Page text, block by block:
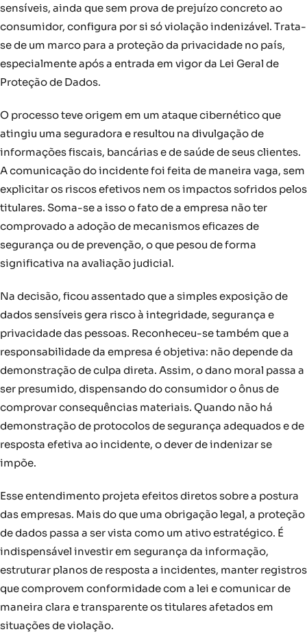
sensíveis, ainda que sem prova de prejuízo concreto ao
consumidor, configura por si só violação indenizável. Trata-
se de um marco para a proteção da privacidade no país,
especialmente após a entrada em vigor da Lei Geral de
Proteção de Dados.
O processo teve origem em um ataque cibernético que
atingiu uma seguradora e resultou na divulgação de
informações fiscais, bancárias e de saúde de seus clientes.
A comunicação do incidente foi feita de maneira vaga, sem
explicitar os riscos efetivos nem os impactos sofridos pelos
titulares. Soma-se a isso o fato de a empresa não ter
comprovado a adoção de mecanismos eficazes de
segurança ou de prevenção, o que pesou de forma
significativa na avaliação judicial.
Na decisão, ficou assentado que a simples exposição de
dados sensíveis gera risco à integridade, segurança e
privacidade das pessoas. Reconheceu-se também que a
responsabilidade da empresa é objetiva: não depende da
demonstração de culpa direta. Assim, o dano moral passa a
ser presumido, dispensando do consumidor o ônus de
comprovar consequências materiais. Quando não há
demonstração de protocolos de segurança adequados e de
resposta efetiva ao incidente, o dever de indenizar se
impõe.
Esse entendimento projeta efeitos diretos sobre a postura
das empresas. Mais do que uma obrigação legal, a proteção
de dados passa a ser vista como um ativo estratégico. É
indispensável investir em segurança da informação,
estruturar planos de resposta a incidentes, manter registros
que comprovem conformidade com a lei e comunicar de
maneira clara e transparente os titulares afetados em
situações de violação.